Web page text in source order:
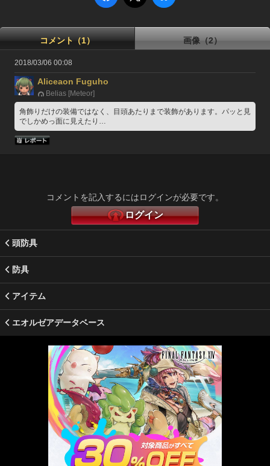
コメント（1） 画像（2）
2018/03/06 00:08
Aliceaon Fuguho
Belias [Meteor]
角飾りだけの装備ではなく、目頭あたりまで装飾があります。パッと見
でしかめっ面に見えたり…
コメントを記入するにはログインが必要です。
ログイン
頭防具
防具
アイテム
エオルゼアデータベース